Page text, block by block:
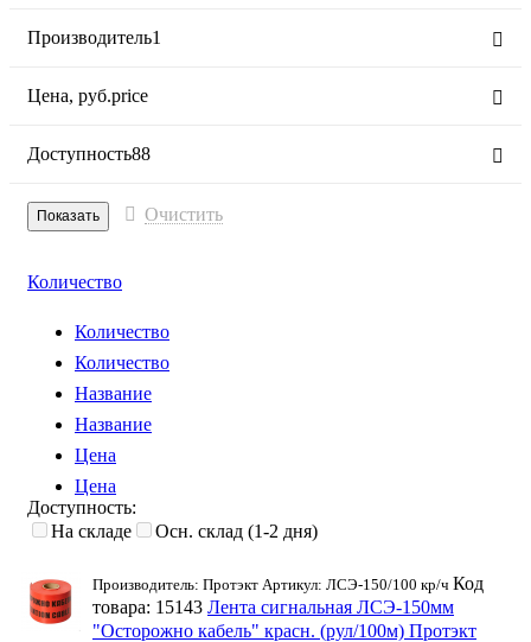
Производитель1
Цена, руб.price
Доступность88
Очистить
Количество
Количество
Количество
Название
Название
Цена
Цена
Доступность:
На складе
Осн. склад (1-2 дня)
Производитель: Протэкт Артикул: ЛСЭ-150/100 кр/ч Код
товара: 15143 Лента сигнальная ЛСЭ-150мм
"Осторожно кабель" красн. (рул/100м) Протэкт